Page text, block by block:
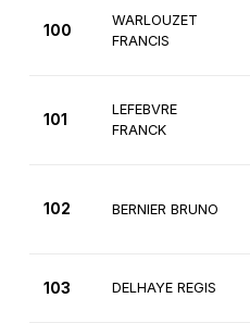
100
WARLOUZET
FRANCIS
101
LEFEBVRE
FRANCK
102 BERNIER BRUNO
103 DELHAYE REGIS